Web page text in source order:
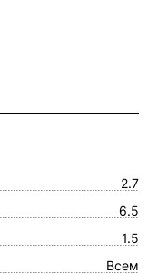
2.7
6.5
1.5
Всем